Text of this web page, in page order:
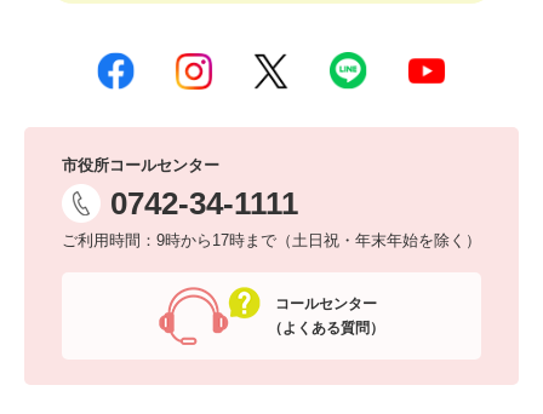
市役所コールセンター
0742-34-1111
ご利用時間：9時から17時まで（土日祝・年末年始を除く）
コールセンター
（よくある質問）